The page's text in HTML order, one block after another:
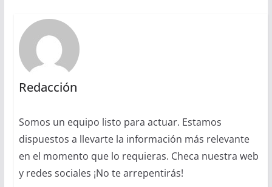
Redacción
Somos un equipo listo para actuar. Estamos
dispuestos a llevarte la información más relevante
en el momento que lo requieras. Checa nuestra web
y redes sociales ¡No te arrepentirás!